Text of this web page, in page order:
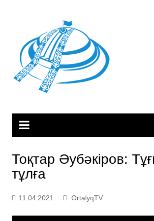
Тоқтар Әубәкіров:
тұлға
11.04.2021 OrtalyqTV